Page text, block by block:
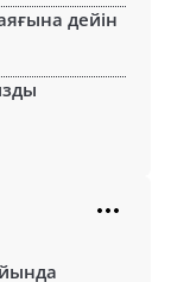
дейін